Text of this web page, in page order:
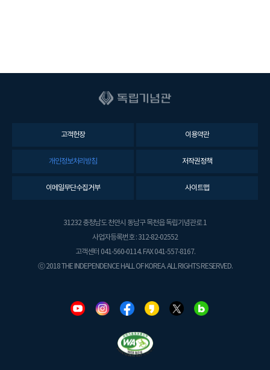
고객헌장 이용약관
개인정보처리방침 저작권정책
이메일무단수집거부 사이트맵
31232 충청남도 천안시 동남구 목천읍 독립기념관로 1
사업자등록번호 : 312-82-02552
고객센터 041-560-0114. FAX 041-557-8167.
ⓒ 2018 THE INDEPENDENCE HALL OF KOREA. ALL RIGHTS RESERVED.